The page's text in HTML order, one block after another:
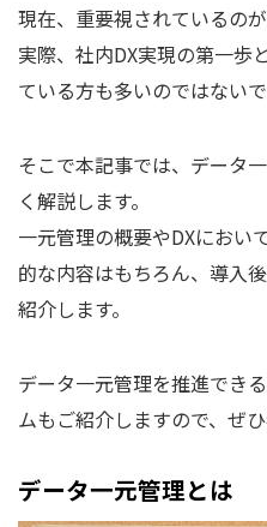
現在、重要視されているの
実際、社内DX実現の第一歩
ている方も多いのではないで
そこで本記事では、データ
く解説します。
一元管理の概要やDXにおい
的な内容はもちろん、導入
紹介します。
データ一元管理を推進でき
ムもご紹介しますので、ぜ
データ一元管理とは